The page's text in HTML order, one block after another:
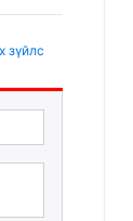
зүйлс